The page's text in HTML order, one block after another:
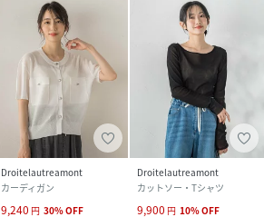
Droitelautreamont
カーディガン
9,240 円 30%OFF
Droitelautreamont
カットソー・Tシャツ
9,900 円 10%OFF